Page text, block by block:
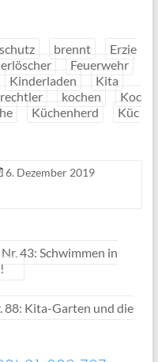
brennt
Erzie
Feuerwehr
Kinderladen
Kita
kochen
Koc
Küchenherd
Küc
6. Dezember 2019
43: Schwimmen in
88: Kita-Garten und die